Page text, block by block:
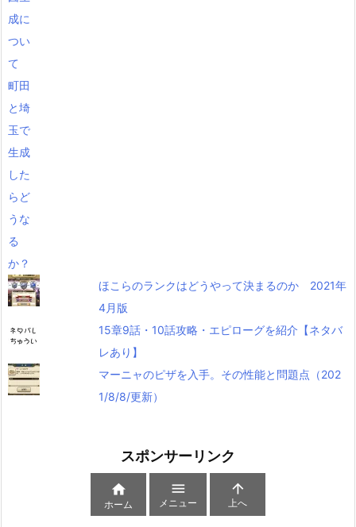
ほこらのランクはどうやって決まるのか 2021年
4月版
15章9話・10話攻略・エピローグを紹介【ネタバ
レあり】
マーニャのピザを入手。その性能と問題点（202
1/8/8/更新）
スポンサーリンク

ホーム

メニュー

上へ